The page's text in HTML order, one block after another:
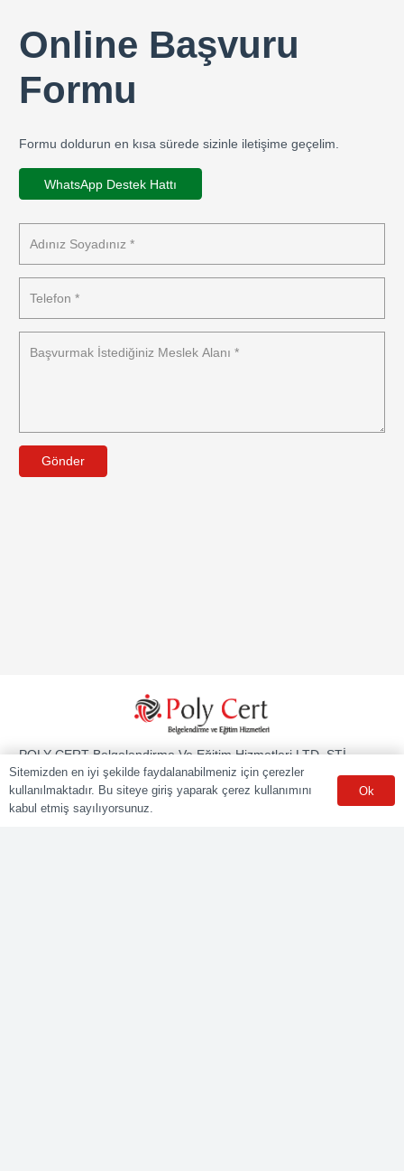
Online Başvuru
Formu
Formu doldurun en kısa sürede sizinle iletişime geçelim.
WhatsApp Destek Hattı
Gönder
POLY CERT Belgelendirme Ve Eğitim Hizmetleri LTD. ŞTİ.
Mesleki Yeterlilik Kurumu (MYK) tarafından yetki kapsamındaki
ulusal yeterliliklere göre sınav ve belgelendirme faaliyetlerini
yürüten Yetkilendirilmiş Belgelendirme Kuruluşudur.
Sitemizden en iyi şekilde faydalanabilmeniz için çerezler
kullanılmaktadır. Bu siteye giriş yaparak çerez kullanımını
kabul etmiş sayılıyorsunuz.
Ok